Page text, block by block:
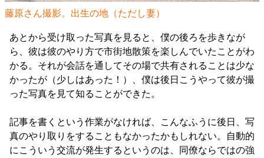
藤原さん撮影。出生の地（ただし妻）
あとから受け取った写真を見ると、僕の後ろを歩きなが
ら、彼は彼のやり方で市街地散策を楽しんでいたことがわ
かる。それが会話を通してその場で共有されることは少な
かったが（少しはあった！）、僕は後日こうやって彼が撮
った写真を見て知ることができた。
記事を書くという作業がなければ、こんなふうに後日、写
真のやり取りをすることもなかったかもしれない。自動的
にこういう交流が発生するというのは、同僚ならではの強